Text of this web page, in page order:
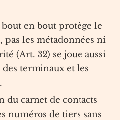
en bout protège le
pas les métadonnées ni
(Art. 32) se joue aussi
terminaux et les
du carnet de contacts
numéros de tiers sans